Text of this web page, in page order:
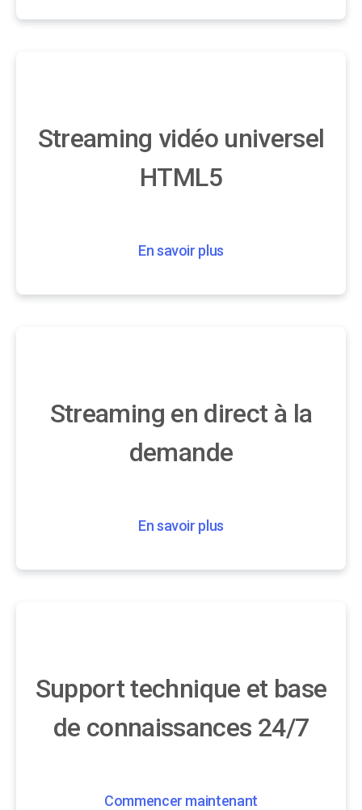
Streaming vidéo universel
HTML5
En savoir plus
Streaming en direct à la
demande
En savoir plus
Support technique et base
de connaissances 24/7
Commencer maintenant